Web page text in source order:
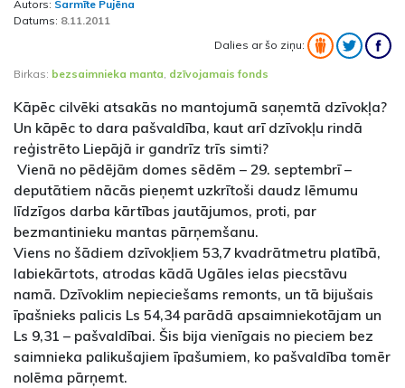
Autors: Sarmīte Pujēna
Datums: 8.11.2011
Dalies ar šo ziņu:
Birkas: bezsaimnieka manta, dzīvojamais fonds
Kāpēc cilvēki atsakās no mantojumā saņemtā dzīvokļa?
Un kāpēc to dara pašvaldība, kaut arī dzīvokļu rindā
reģistrēto Liepājā ir gandrīz trīs simti?
Vienā no pēdējām domes sēdēm – 29. septembrī –
deputātiem nācās pieņemt uzkrītoši daudz lēmumu
līdzīgos darba kārtības jautājumos, proti, par
bezmantinieku mantas pārņemšanu.
Viens no šādiem dzīvokļiem 53,7 kvadrātmetru platībā,
labiekārtots, atrodas kādā Ugāles ielas piecstāvu
namā. Dzīvoklim nepieciešams remonts, un tā bijušais
īpašnieks palicis Ls 54,34 parādā apsaimniekotājam un
Ls 9,31 – pašvaldībai. Šis bija vienīgais no pieciem bez
saimnieka palikušajiem īpašumiem, ko pašvaldība tomēr
nolēma pārņemt.